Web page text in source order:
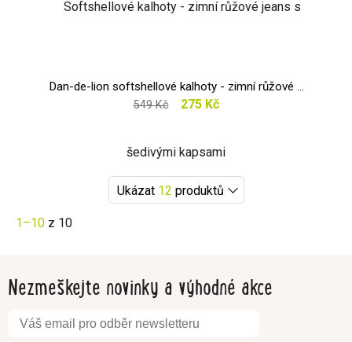
Dan-de-lion softshellové kalhoty - zimní růžové ...
549 Kč 275 Kč
Ukázat 12 produktů
1–10 z 10
Nezmeškejte novinky a výhodné akce